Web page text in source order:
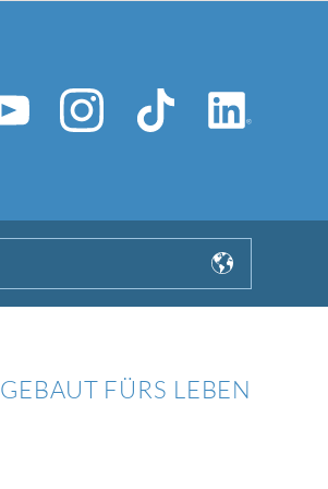
GEBAUT FÜRS LEBEN